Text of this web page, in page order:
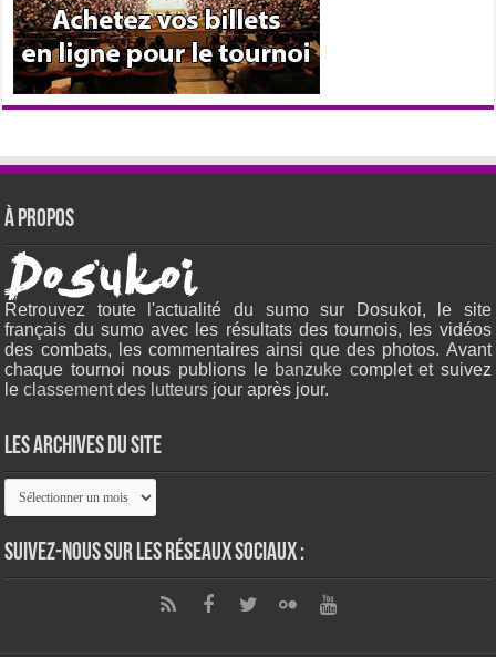
À propos
Retrouvez toute l'actualité du sumo sur Dosukoi, le site
français du sumo avec les résultats des tournois, les vidéos
des combats, les commentaires ainsi que des photos. Avant
chaque tournoi nous publions le banzuke complet et suivez
leclassement des lutteurs jour après jour.
Les archives du site
Les
archives
site
Suivez-nous sur les réseaux sociaux :